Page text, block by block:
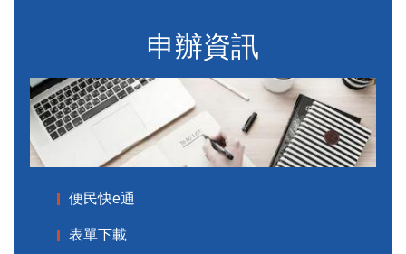
申辦資訊
便民快e通
表單下載